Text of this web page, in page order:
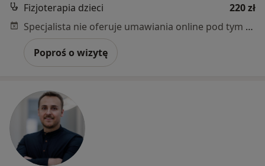
Fizjoterapia dzieci
220 zł
Specjalista nie oferuje umawiania online pod tym adresem.
Poproś o wizytę